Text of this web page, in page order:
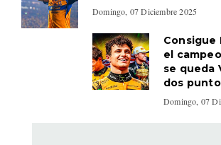
Domingo, 07 Diciembre 2025
Consigue
el
se queda
dos
Domingo, 07